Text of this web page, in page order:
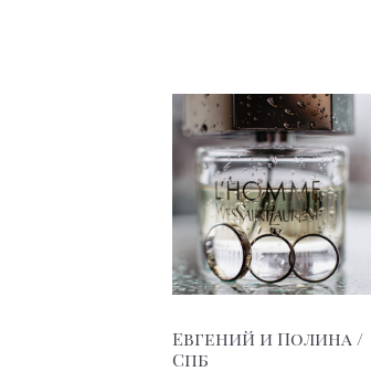
Евгений и Полина /
Спб